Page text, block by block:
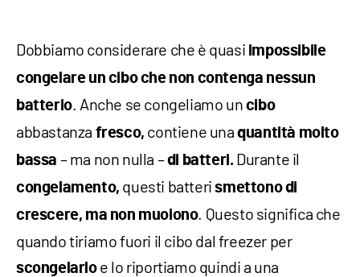
Dobbiamo considerare che è quasi impossibile
congelare un cibo che non contenga nessun
batterio. Anche se congeliamo un cibo
abbastanza fresco, contiene unaquantità molto
bassa – ma non nulla –di batteri.Durante il
congelamento, questi batterismettono di
crescere, ma non muoiono. Questo significa che
quando tiriamo fuori il cibo dal freezer per
scongelarloe lo riportiamo quindi a una